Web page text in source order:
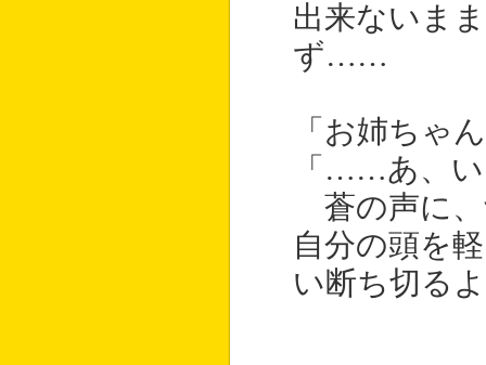
出来ないま
ず……
「お姉ちゃ
「……あ、
蒼の声に、
自分の頭を
い断ち切る